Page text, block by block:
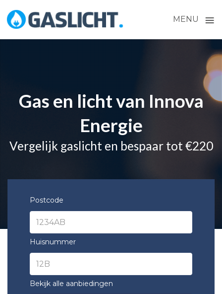
MENU ≡
Skip
to
content
Gas en licht van Innova
Energie
Vergelijk gaslicht en bespaar tot €220
Postcode
Huisnummer
Bekijk alle aanbiedingen